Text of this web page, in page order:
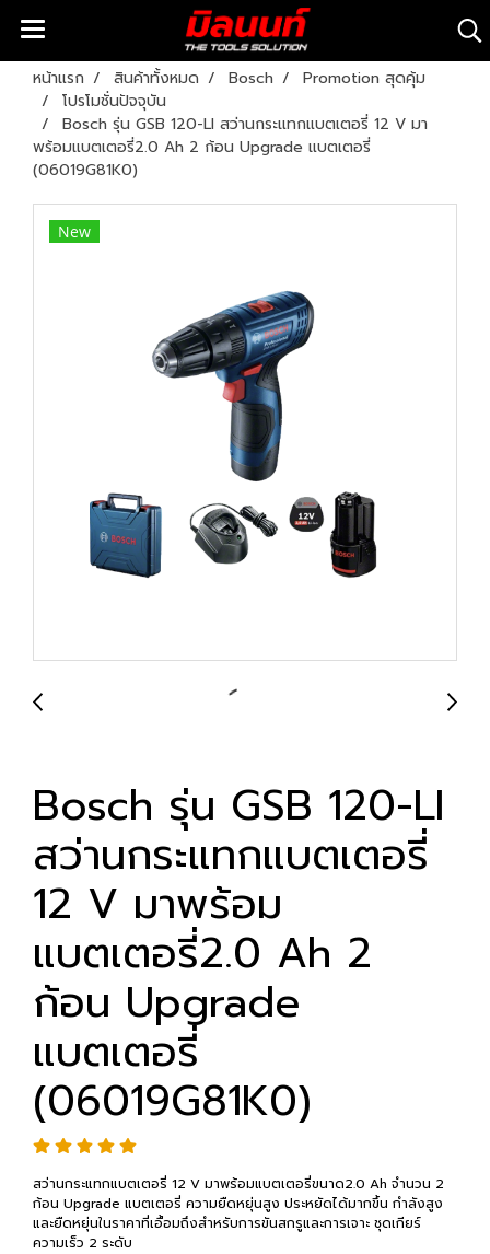
หน้าแรก สินค้าทั้งหมด Bosch
Promotion สุดคุ้ม
โปรโมชั่นปัจจุบัน
Bosch รุ่น GSB 120-LI สว่านกระแทกแบตเตอรี่ 12 V มา
พร้อมแบตเตอรี่2.0 Ah 2 ก้อน Upgrade แบตเตอรี่
(06019G81K0)
New
Bosch รุ่น GSB 120-LI
สว่านกระแทกแบตเตอรี่
12 V มาพร้อม
แบตเตอรี่2.0 Ah 2
ก้อน Upgrade
แบตเตอรี่
(06019G81K0)
สว่านกระแทกแบตเตอรี่ 12 V มาพร้อมแบตเตอรี่ขนาด2.0 Ah จำนวน 2
ก้อน Upgrade แบตเตอรี่ ความยืดหยุ่นสูง ประหยัดได้มากขึ้น กำลังสูง
และยืดหยุ่นในราคาที่เอื้อมถึงสำหรับการขันสกรูและการเจาะ ชุดเกียร์
ความเร็ว 2 ระดับ